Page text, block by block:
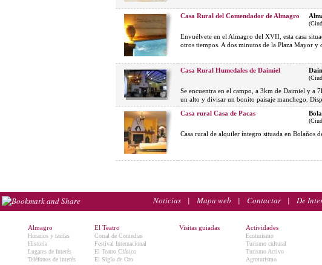
Casa Rural del Comendador de Almagro
Envuélvete en el Almagro del XVII, esta casa
otros tiempos. A dos minutos de la Plaza Mayor y
Casa Rural Humedales de Daimiel
Se encuentra en el campo, a 3km de Daimiel y a
un alto y divisar un bonito paisaje manchego.
Casa rural Casa de Pacas
Casa rural de alquiler íntegro situada en Bolaños
Noticias | Mapa web | Contactar| De
Almagro
Horarios y tarifas
Historia
Lugares de Interés
Teléfonos de interés
El Teatro
Corral de Comedias
Festival Internacional
El Teatro Clásico
El Siglo de Oro
Visitas guiadas Actividades
Ecoturismo
Turismo cultural
Turismo Activo
Agroturismo